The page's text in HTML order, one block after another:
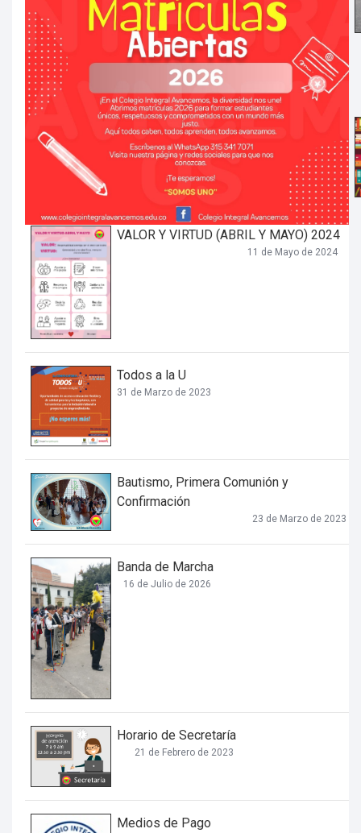
VALOR Y VIRTUD (ABRIL Y MAYO) 2024
11 de Mayo de 2024
Todos a la U
31 de Marzo de 2023
Bautismo, Primera Comunión y
Confirmación
23 de Marzo de 2023
Banda de Marcha
16 de Julio de 2026
Horario de Secretaría
21 de Febrero de 2023
Medios de Pago